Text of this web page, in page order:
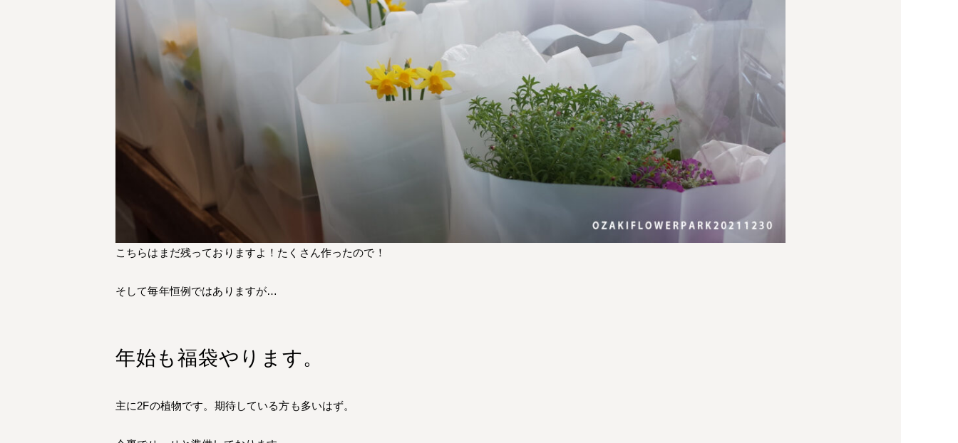
こちらはまだ残っておりますよ！たくさん作ったので！
そして毎年恒例ではありますが…
年始も福袋やります。
主に2Fの植物です。期待している方も多いはず。